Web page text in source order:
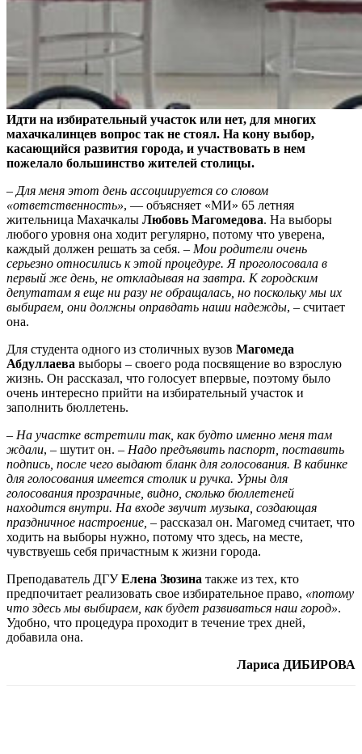
Идти на избирательный участок или нет, для многих
махачкалинцев вопрос так не стоял. На кону выбор,
касающийся развития города, и участвовать в нем
пожелало большинство жителей столицы.
– Для меня этот день ассоциируется со словом
«ответственность», — объясняет «МИ» 65 летняя
жительница Махачкалы Любовь Магомедова. На выборы
любого уровня она ходит регулярно, потому что уверена,
каждый должен решать за себя. – Мои родители очень
серьезно относились к этой процедуре. Я проголосовала в
первый же день, не откладывая на завтра. К городским
депутатам я еще ни разу не обращалась, но поскольку мы их
выбираем, они должны оправдать наши надежды, – считает
она.
Для студента одного из столичных вузов Магомеда
Абдуллаева выборы – своего рода посвящение во взрослую
жизнь. Он рассказал, что голосует впервые, поэтому было
очень интересно прийти на избирательный участок и
заполнить бюллетень.
– На участке встретили так, как будто именно меня там
ждали, – шутит он. – Надо предъявить паспорт, поставить
подпись, после чего выдают бланк для голосования. В кабинке
для голосования имеется столик и ручка. Урны для
голосования прозрачные, видно, сколько бюллетеней
находится внутри. На входе звучит музыка, создающая
праздничное настроение, – рассказал он. Магомед считает, что
ходить на выборы нужно, потому что здесь, на месте,
чувствуешь себя причастным к жизни города.
Преподаватель ДГУЕлена Зюзина также из тех, кто
предпочитает реализовать свое избирательное право, «потому
что здесь мы выбираем, как будет развиваться наш город».
Удобно, что процедура проходит в течение трех дней,
добавила она.
Лариса ДИБИРОВА